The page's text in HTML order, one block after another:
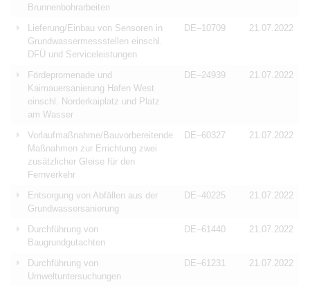
Brunnenbohrarbeiten
Lieferung/Einbau von Sensoren in
Grundwassermessstellen einschl.
DFÜ und Serviceleistungen
DE–10709 21.07.2022
Fördepromenade und
Kaimauersanierung Hafen West
einschl. Norderkaiplatz und Platz
am Wasser
DE–24939 21.07.2022
Vorlaufmaßnahme/Bauvorbereitende
Maßnahmen zur Errichtung zwei
zusätzlicher Gleise für den
Fernverkehr
DE–60327 21.07.2022
Entsorgung von Abfällen aus der
Grundwassersanierung
DE–40225 21.07.2022
Durchführung von
Baugrundgutachten
DE–61440 21.07.2022
Durchführung von
Umweltuntersuchungen
DE–61231 21.07.2022